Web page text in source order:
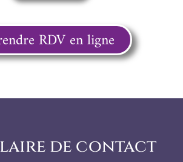
RDV en ligne
de contact